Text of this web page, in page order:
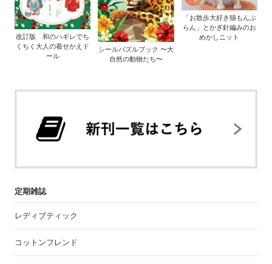
改訂版 和のハギレでち
くちく大人の着せかえド
ール
シールパズルブック 〜大
自然の動物たち〜
「お散歩大好き猫もんぶ
らん」とかぎ針編みのお
めかしニット
定期雑誌
レディブティック
コットンフレンド